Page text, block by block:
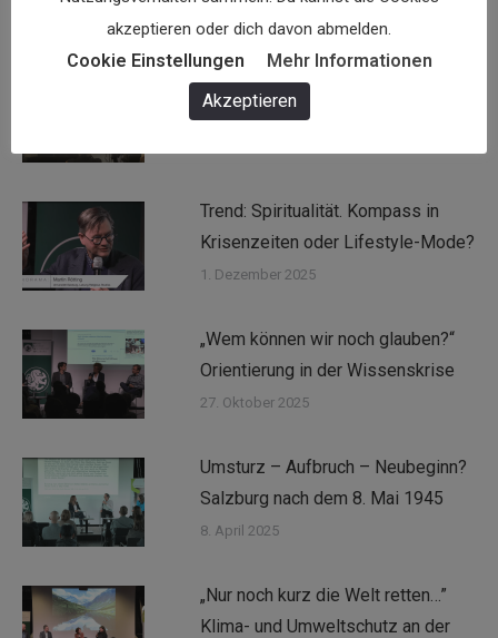
Aufstand gegen die Obrigkeit. 500
Jahre „Bauernkrieg“ in Salzburg
Trend: Spiritualität. Kompass in
Krisenzeiten oder Lifestyle-Mode?
1. Dezember 2025
„Wem können wir noch glauben?“
Orientierung in der Wissenskrise
27. Oktober 2025
Umsturz – Aufbruch – Neubeginn?
Salzburg nach dem 8. Mai 1945
8. April 2025
„Nur noch kurz die Welt retten…”
Klima- und Umweltschutz an der
akzeptieren oder dich davon abmelden.
Cookie Einstellungen
Mehr Informationen
Akzeptieren